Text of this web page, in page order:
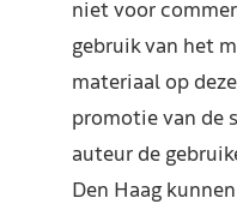
niet voor
gebruik van het
materiaal op
promotie van de
auteur de
Den Haag